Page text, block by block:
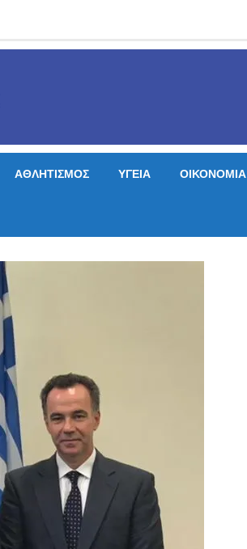
ΑΘΛΗΤΙΣΜΟΣ ΥΓΕΙΑ ΟΙΚΟΝΟΜΙΑ